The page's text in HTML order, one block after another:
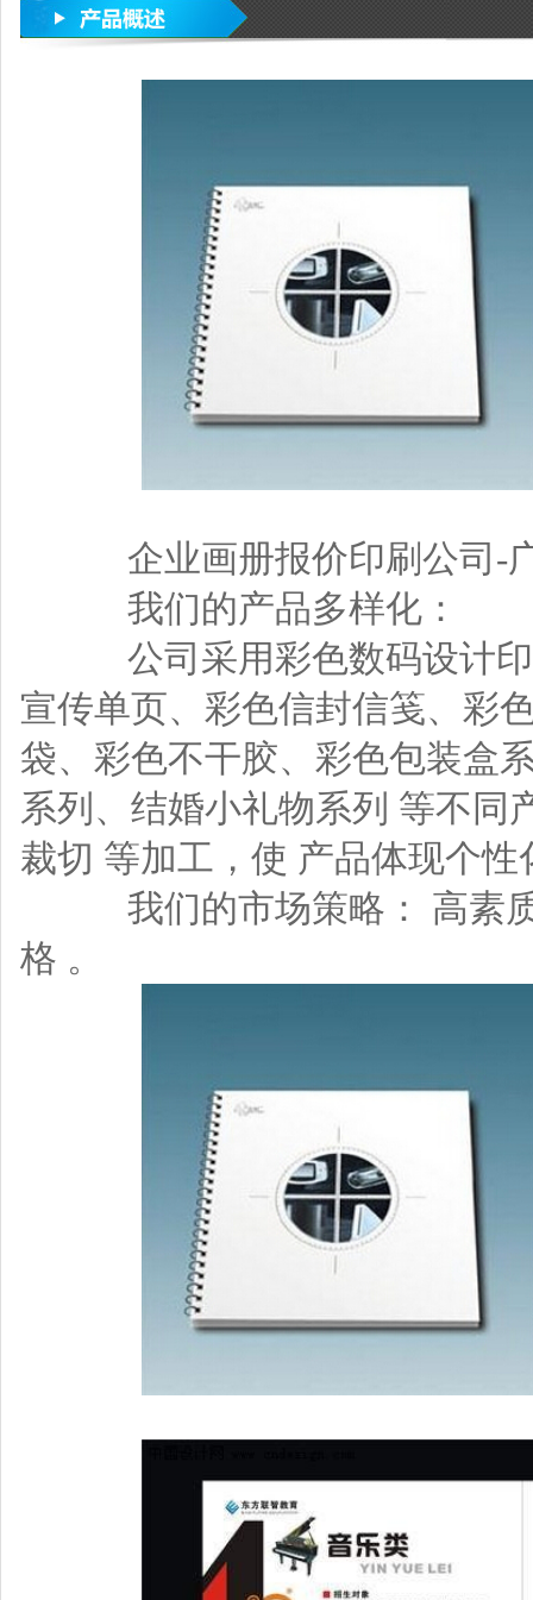
企业画册报价印刷公司-
我们的产品多样化：
公司采用彩色数码设计印
宣传单页、彩色信封信笺、彩
袋、彩色不干胶、彩色包装盒
系列、结婚小礼物系列 等不同
裁切 等加工，使 产品体现个
我们的市场策略： 高素质
格 。